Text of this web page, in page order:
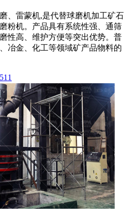
、雷蒙机,是代替球磨机加工矿石
粉机。产品具有系统性强、通筛
性高、维护方便等突出优势。普
冶金、化工等领域矿产品物料的